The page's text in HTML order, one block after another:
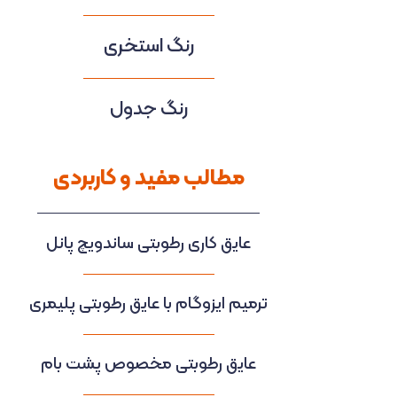
رنگ استخری
رنگ جدول
مطالب مفید و کاربردی
عایق کاری رطوبتی ساندویچ پانل
ترمیم ایزوگام با عایق رطوبتی پلیمری
عایق رطوبتی مخصوص پشت بام